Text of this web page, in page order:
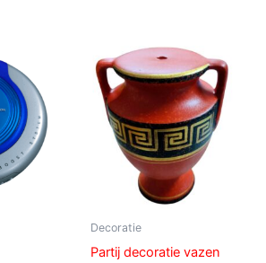
Decoratie
Partij decoratie vazen